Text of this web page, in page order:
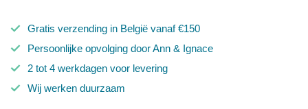
Gratis verzending in België vanaf €150
Persoonlijke opvolging door Ann & Ignace
2 tot 4 werkdagen voor levering
Wij werken duurzaam